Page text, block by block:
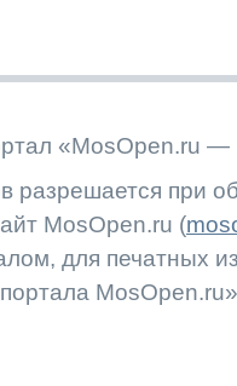
«MosOpen.ru —
разрешается при
MosOpen.ru (
для печатных